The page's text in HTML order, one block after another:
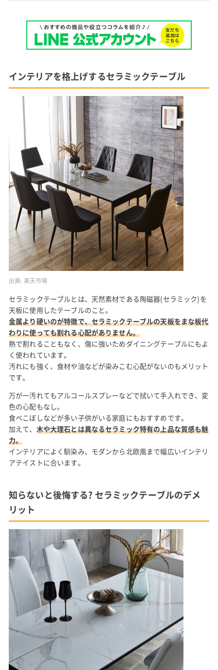
インテリアを格上げするセラミックテーブル
出典: 楽天市場
セラミックテーブルとは、天然素材である陶磁器(セラミック)を
天板に使用したテーブルのこと。
金属より硬いのが特徴で、セラミックテーブルの天板をまな板代
わりに使っても割れる心配がありません。
熱で割れることもなく、傷に強いためダイニングテーブルにもよ
く使われています。
汚れにも強く、食材や油などが染みこむ心配がないのもメリット
です。
万が一汚れてもアルコールスプレーなどで拭いて手入れでき、変
色の心配もなし。
食べこぼしなどが多い子供がいる家庭にもおすすめです。
加えて、 木や大理石とは異なるセラミック特有の上品な質感も魅
力。
インテリアによく馴染み、モダンから北欧風まで幅広いインテリ
アテイストに合います。
知らないと後悔する? セラミックテーブルのデメ
リット